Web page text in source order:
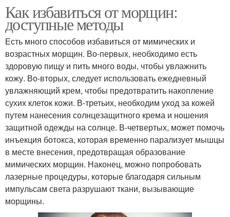
Как избавиться от морщин:
доступные методы
Есть много способов избавиться от мимических и
возрастных морщин. Во-первых, необходимо есть
здоровую пищу и пить много воды, чтобы увлажнить
кожу. Во-вторых, следует использовать ежедневный
увлажняющий крем, чтобы предотвратить накопление
сухих клеток кожи. В-третьих, необходим уход за кожей
путем нанесения солнцезащитного крема и ношения
защитной одежды на солнце. В-четвертых, может помочь
инъекция ботокса, которая временно парализует мышцы
в месте внесения, предотвращая образование
мимических морщин. Наконец, можно попробовать
лазерные процедуры, которые благодаря сильным
импульсам света разрушают ткани, вызывающие
морщины.